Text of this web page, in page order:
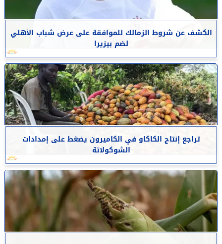
الكشف عن شروط الزمالك للموافقة على عرض شباب الأهلي
لضم بيزيرا
تراجع إنتاج الكاكاو في الكاميرون يضغط على إمدادات
الشوكولاتة